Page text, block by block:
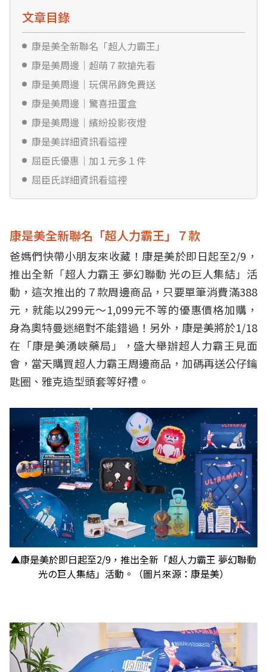
文章目錄
康是美全新聯名「超人力霸王」
康是美周邊｜超萌７款搶先看
康是美周邊｜玩偶吊飾免費送
康是美周邊｜驚喜扭蛋盒
康是美周邊｜繽紛投影夜燈
康是美詳細資訊看這裡
屈臣氏優惠｜加１元多１件
屈臣氏詳細資訊看這裡
康是美全新聯名「超人力霸王」７款
爸媽們快帶小朋友來收藏！康是美於即日起至2/9，
推出全新「超人力霸王 夢幻聯動 光の巨人集結」活
動，這次推出的７款周邊商品，只要單筆消費滿388
元，就能以299元～1,099元不等的優惠價格加購，
身為奧特曼迷絕對不能錯過！另外，康是美將於1/18
在「康是美湧峽藥局」，盛大舉辦超人力霸王見面
會，當天購買超人力霸王周邊商品，加碼再送公仔鑰
匙圈、雅克造型頭套等好禮。
▲康是美於即日起至2/9，推出全新「超人力霸王 夢幻聯動
光の巨人集結」活動。（圖片來源：康是美）